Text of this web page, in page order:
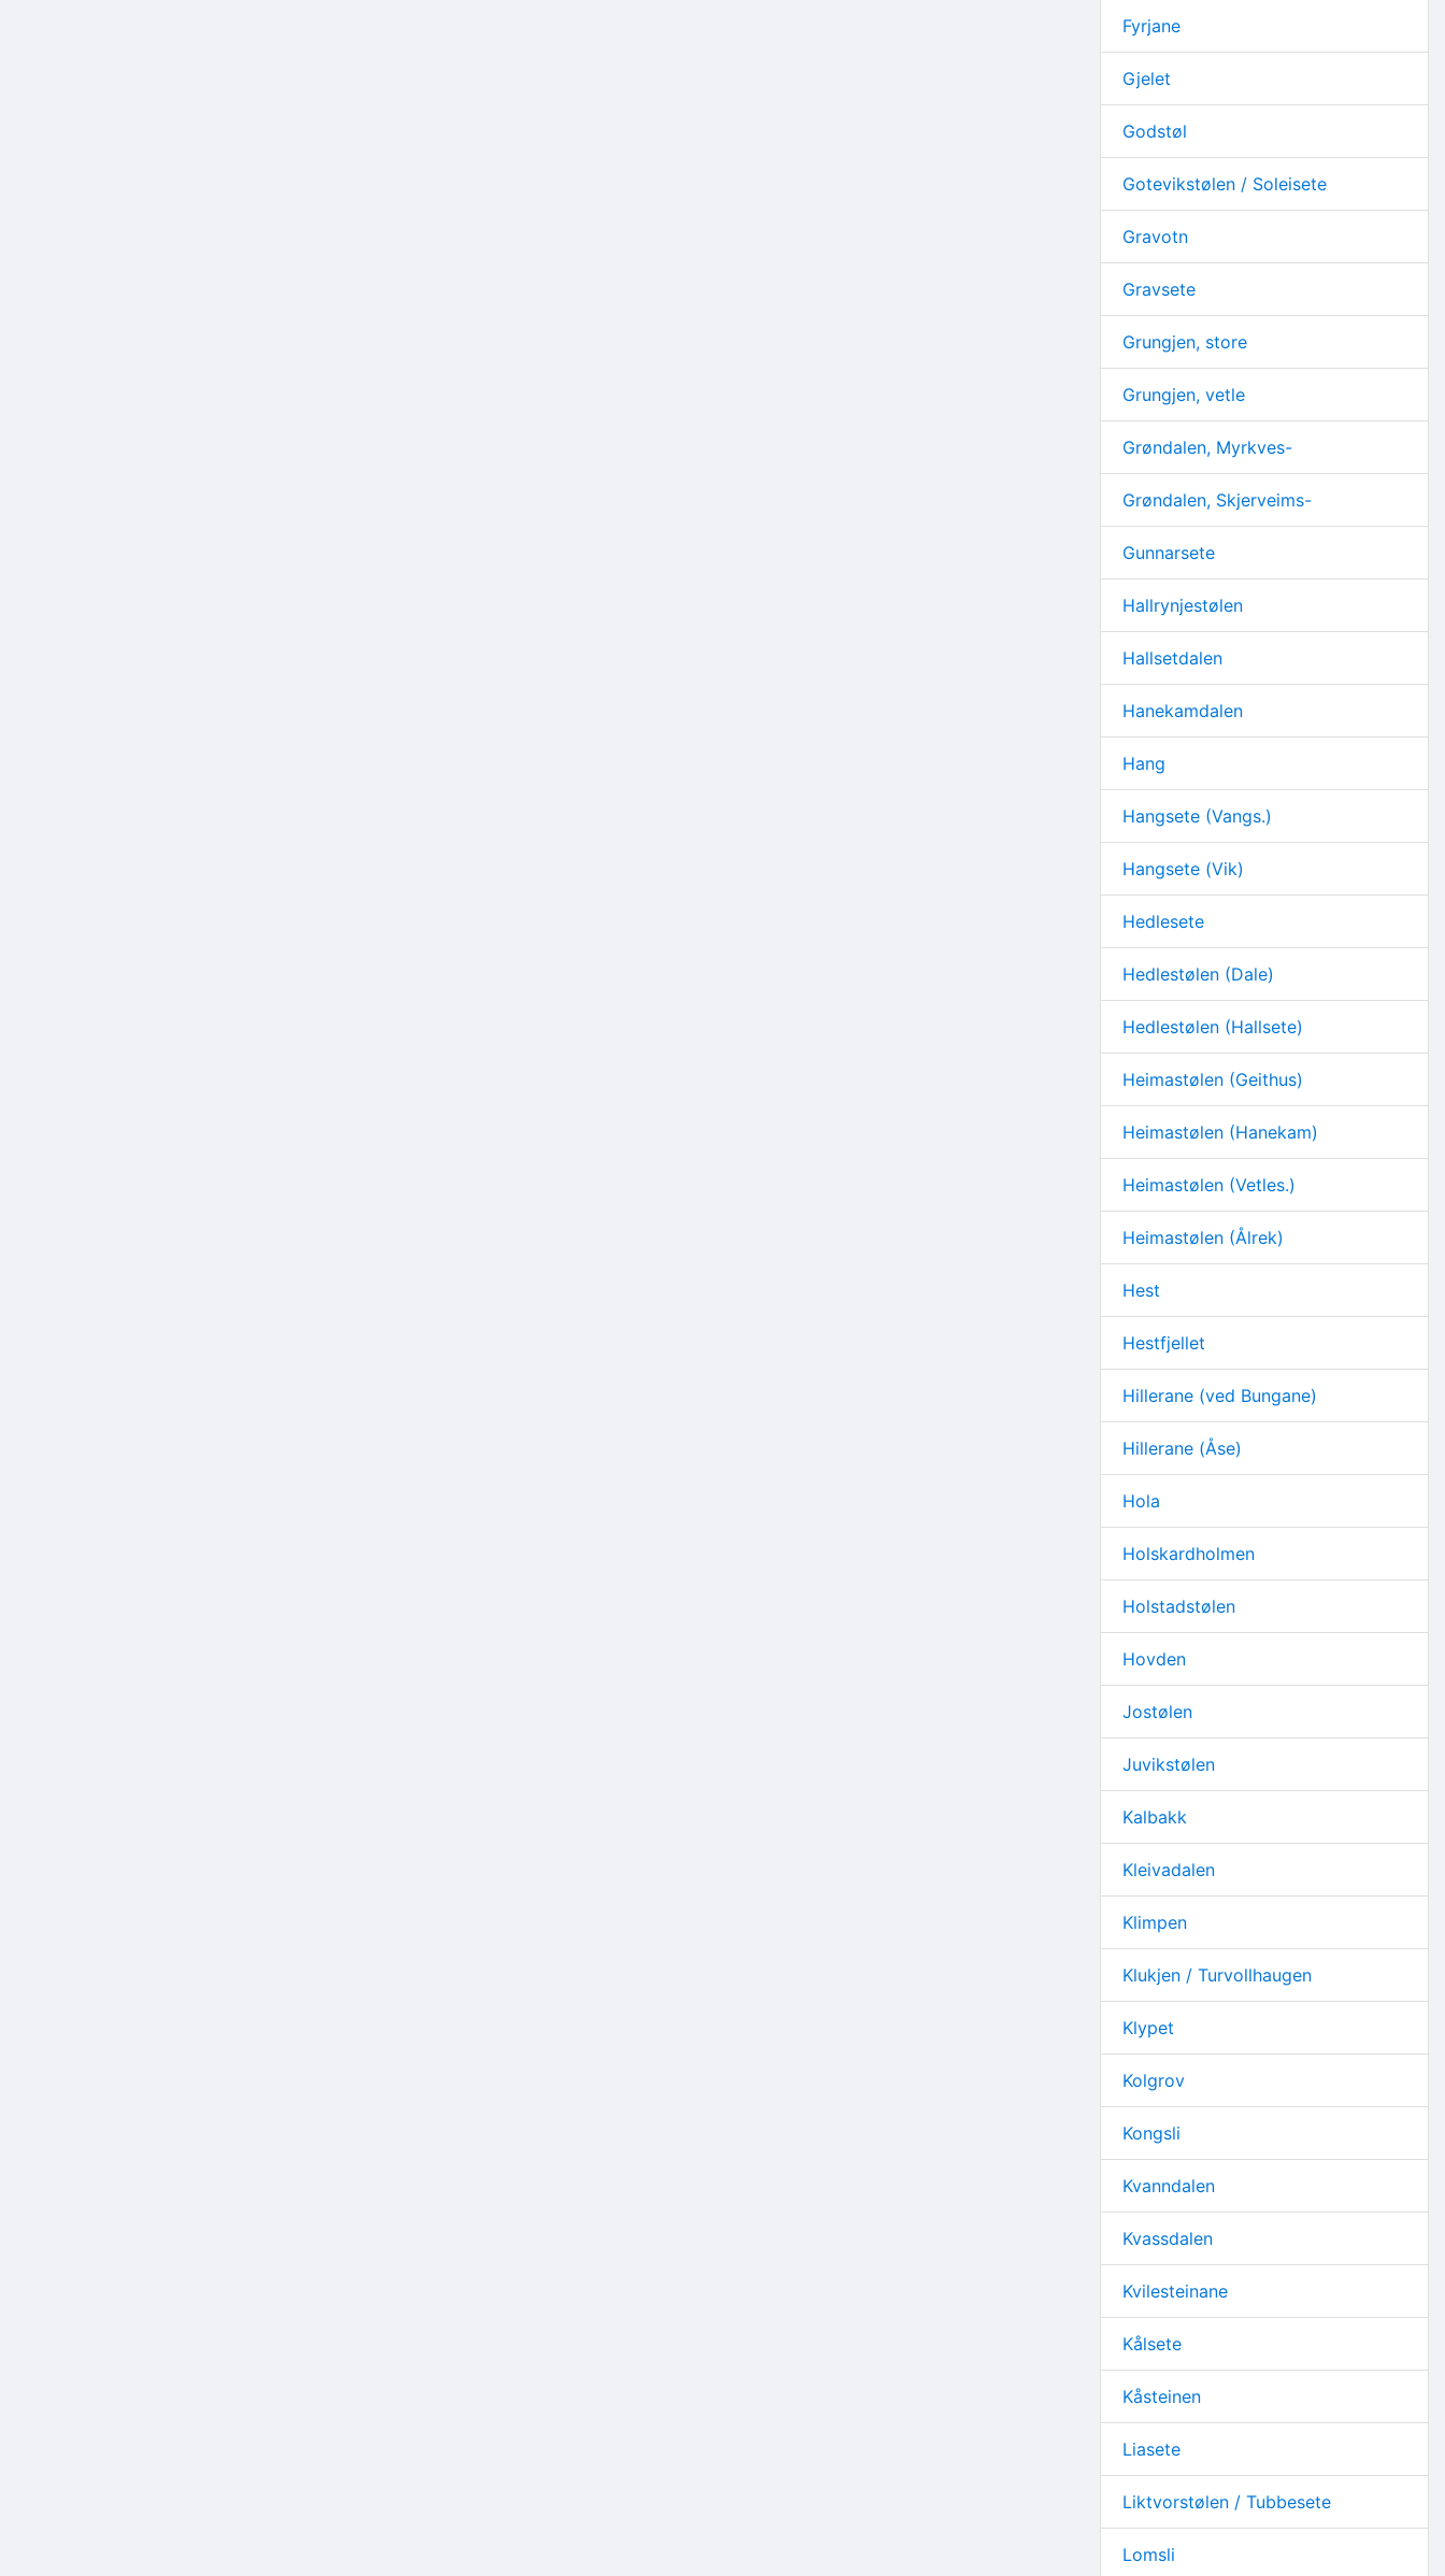
Fyrjane
Gjelet
Godstøl
Gotevikstølen / Soleisete
Gravotn
Gravsete
Grungjen, store
Grungjen, vetle
Grøndalen, Myrkves-
Grøndalen, Skjerveims-
Gunnarsete
Hallrynjestølen
Hallsetdalen
Hanekamdalen
Hang
Hangsete (Vangs.)
Hangsete (Vik)
Hedlesete
Hedlestølen (Dale)
Hedlestølen (Hallsete)
Heimastølen (Geithus)
Heimastølen (Hanekam)
Heimastølen (Vetles.)
Heimastølen (Ålrek)
Hest
Hestfjellet
Hillerane (ved Bungane)
Hillerane (Åse)
Hola
Holskardholmen
Holstadstølen
Hovden
Jostølen
Juvikstølen
Kalbakk
Kleivadalen
Klimpen
Klukjen / Turvollhaugen
Klypet
Kolgrov
Kongsli
Kvanndalen
Kvassdalen
Kvilesteinane
Kålsete
Kåsteinen
Liasete
Liktvorstølen / Tubbesete
Lomsli